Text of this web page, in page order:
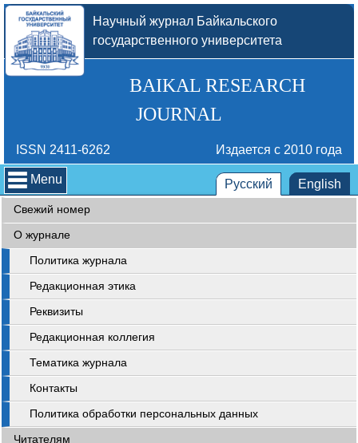
Научный журнал Байкальского
государственного университета
BAIKAL RESEARCH
JOURNAL
ISSN 2411-6262 Издается с 2010 года
Menu Русский English
Свежий номер
О журнале
Политика журнала
Редакционная этика
Реквизиты
Редакционная коллегия
Тематика журнала
Контакты
Политика обработки персональных данных
Читателям